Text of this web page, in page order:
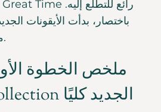
باختصار، بدأت الأيقونات
ميزات تُحسّن اللعبة.
ملخص الخطوة
Outlaws Collection الجديد كليًا